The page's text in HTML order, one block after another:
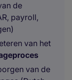
de
payroll,
van het
van de